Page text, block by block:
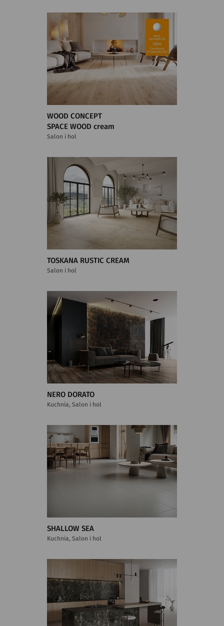
WOOD CONCEPT
SPACE WOOD cream
Salon i hol
TOSKANA RUSTIC CREAM
Salon i hol
NERO DORATO
Kuchnia, Salon i hol
SHALLOW SEA
Kuchnia, Salon i hol